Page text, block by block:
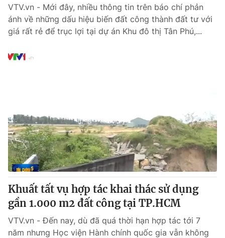
VTV.vn - Mới đây, nhiều thông tin trên báo chí phản
ánh về những dấu hiệu biến đất công thành đất tư với
giá rất rẻ để trục lợi tại dự án Khu đô thị Tân Phú,...
Khuất tất vụ hợp tác khai thác sử dụng
gần 1.000 m2 đất công tại TP.HCM
VTV.vn - Đến nay, dù đã quá thời hạn hợp tác tới 7
năm nhưng Học viện Hành chính quốc gia vẫn không